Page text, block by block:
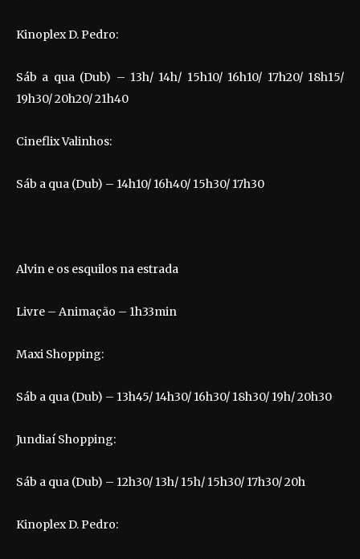
Kinoplex D. Pedro:
Sáb a qua (Dub) – 13h/ 14h/ 15h10/ 16h10/ 17h20/ 18h15/
19h30/ 20h20/ 21h40
Cineflix Valinhos:
Sáb a qua (Dub) – 14h10/ 16h40/ 15h30/ 17h30
Alvin e os esquilos na estrada
Livre – Animação – 1h33min
Maxi Shopping:
Sáb a qua (Dub) – 13h45/ 14h30/ 16h30/ 18h30/ 19h/ 20h30
Jundiaí Shopping:
Sáb a qua (Dub) – 12h30/ 13h/ 15h/ 15h30/ 17h30/ 20h
Kinoplex D. Pedro: